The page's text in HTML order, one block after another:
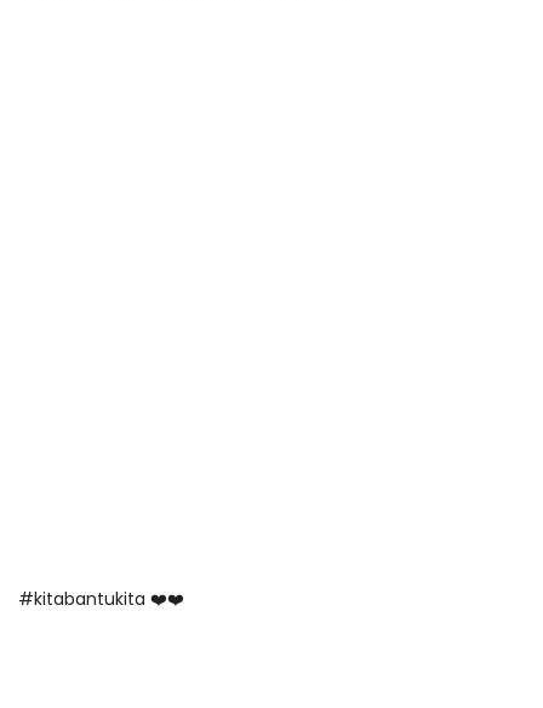
#kitabantukita ❤️❤️